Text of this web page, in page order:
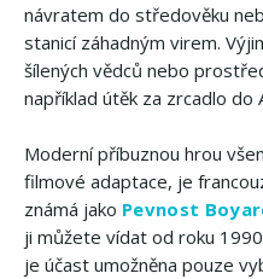
návratem do středověku
stanicí záhadným virem.
šílených vědců nebo
například útěk za zrcadlo do
Moderní příbuznou hrou
filmové adaptace, je
známá jako Pevnost
ji můžete vídat od roku
je účast umožněna pouze